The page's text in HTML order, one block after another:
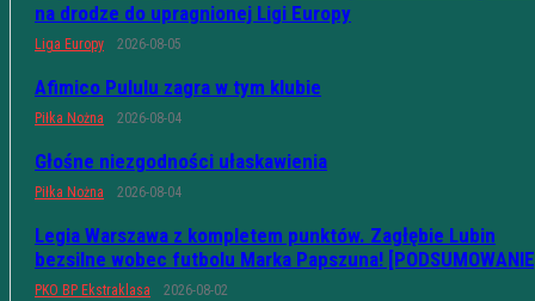
na drodze do upragnionej Ligi Europy
Liga Europy 2026-08-05
Afimico Pululu zagra w tym klubie
Piłka Nożna 2026-08-04
Głośne niezgodności ułaskawienia
Piłka Nożna 2026-08-04
Legia Warszawa z kompletem punktów. Zagłębie Lubin
bezsilne wobec futbolu Marka Papszuna!
PKO BP Ekstraklasa 2026-08-02